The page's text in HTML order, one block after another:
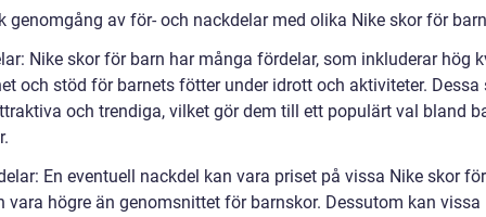
genomgång av för- och nackdelar med olika Nike skor för barn
Nike skor för barn har många fördelar, som inkluderar hög
och stöd för barnets fötter under idrott och aktiviteter. Dessa
och trendiga, vilket gör dem till ett populärt val bland
En eventuell nackdel kan vara priset på vissa Nike skor
vara högre än genomsnittet för barnskor. Dessutom kan vissa